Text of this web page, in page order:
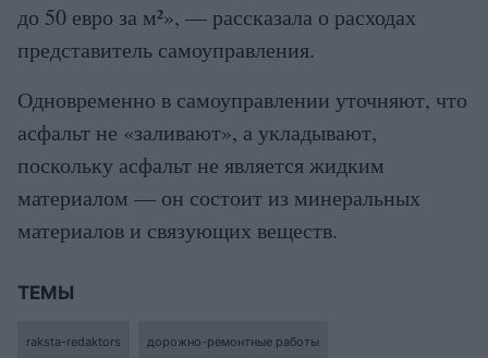
до 50 евро за м²», — рассказала о расходах
представитель самоуправления.
Одновременно в самоуправлении уточняют, что
асфальт не «заливают», а укладывают,
поскольку асфальт не является жидким
материалом — он состоит из минеральных
материалов и связующих веществ.
ТЕМЫ
raksta-redaktors дорожно-ремонтные работы